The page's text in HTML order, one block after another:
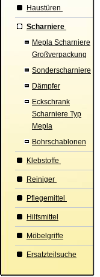
Haustüren
Scharniere
Mepla Scharniere
Großverpackung
Sonderscharniere
Dämpfer
Eckschrank
Scharniere Typ
Mepla
Bohrschablonen
Klebstoffe
Reiniger
Pflegemittel
Hilfsmittel
Möbelgriffe
Ersatzteilsuche